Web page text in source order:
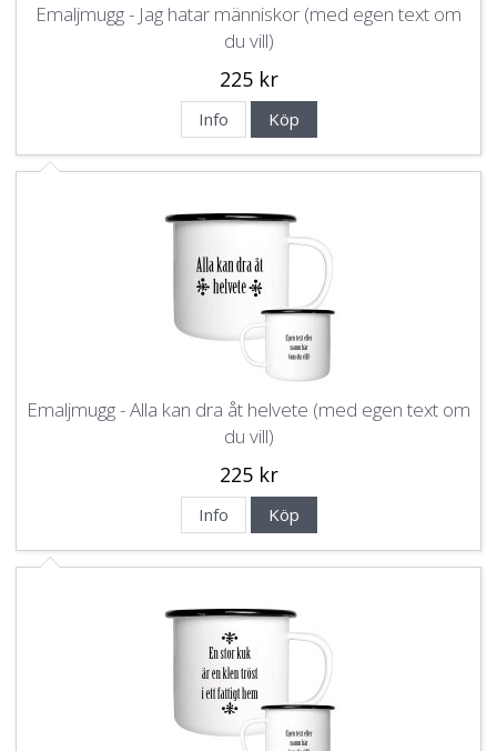
Emaljmugg - Jag hatar människor (med egen text om
du vill)
225 kr
Info Köp
Emaljmugg - Alla kan dra åt helvete (med egen text om
du vill)
225 kr
Info Köp